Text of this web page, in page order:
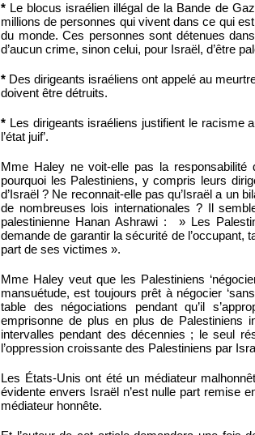
* Le blocus israélien illégal de la Bande de
millions de personnes qui vivent dans ce qui
du monde. Ces personnes sont détenues dans
d’aucun crime, sinon celui, pour Israël, d’être
* Des dirigeants israéliens ont appelé au
doivent être détruits.
* Les dirigeants israéliens justifient le racisme
l’état juif’.
Mme Haley ne voit-elle pas la responsabilité
pourquoi les Palestiniens, y compris leurs
d’Israël ? Ne reconnait-elle pas qu’Israël a un
de nombreuses lois internationales ? Il
palestinienne Hanan Ashrawi : » Les
demande de garantir la sécurité de l’occupant,
part de ses victimes ».
Mme Haley veut que les Palestiniens
mansuétude, est toujours prêt à négocier
table des négociations pendant qu’il
emprisonne de plus en plus de Palestiniens
intervalles pendant des décennies ; le seul
l’oppression croissante des Palestiniens par
Les États-Unis ont été un médiateur
évidente envers Israël n’est nulle part remise
médiateur honnête.